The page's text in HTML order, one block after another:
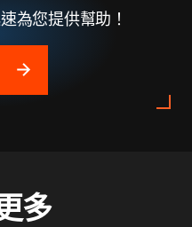
為您提供幫助！
多